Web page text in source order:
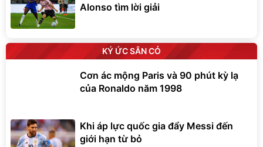
Alonso tìm lời giải
KÝ ỨC SÂN CỎ
Cơn ác mộng Paris và 90 phút kỳ lạ
của Ronaldo năm 1998
Khi áp lực quốc gia đẩy Messi đến
giới hạn từ bỏ